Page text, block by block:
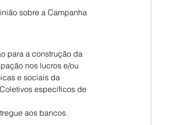
sobre a Campanha
para a construção da
nos lucros e/ou
e sociais da
específicos de
aos bancos.